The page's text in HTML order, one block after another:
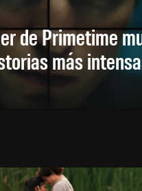
de Primetime
más